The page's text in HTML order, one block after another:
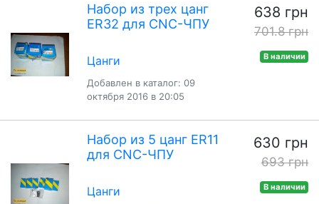
Набор из трех цанг
ER32 для CNC-ЧПУ
Цанги
Добавлен в каталог: 09
октября 2016 в 20:05
638 грн
701.8 грн
В наличии
Набор из 5 цанг ER11
для CNC-ЧПУ
Цанги
630 грн
693 грн
В наличии